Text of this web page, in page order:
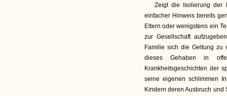
Zeigt die Isolierung der
einfacher Hinweis bereits
Eltern oder wenigstens ein
zur Gesellschaft
Familie sich die Geltung zu
dieses Gehaben in
Krankheitsgeschichten der
seine eigenen schlimmen
Kindern deren Ausbruch und